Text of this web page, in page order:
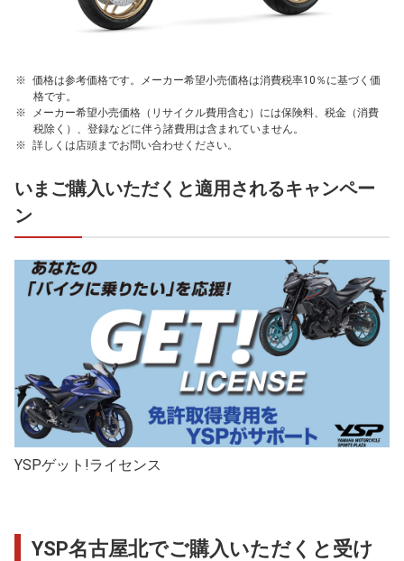
価格は参考価格です。メーカー希望小売価格は消費税率10％に基づく価
格です。
メーカー希望小売価格（リサイクル費用含む）には保険料、税金（消費
税除く）、登録などに伴う諸費用は含まれていません。
詳しくは店頭までお問い合わせください。
いまご購入いただくと適用されるキャンペー
ン
YSPゲット!ライセンス
YSP名古屋北でご購入いただくと受け